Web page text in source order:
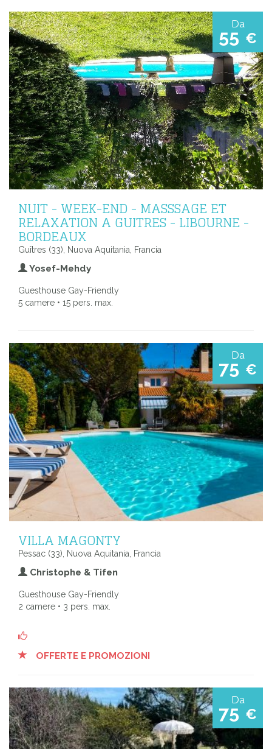
Da
55 €
NUIT - WEEK-END - MASSSAGE ET
RELAXATION A GUITRES - LIBOURNE -
BORDEAUX
Guîtres (33), Nuova Aquitania, Francia
Yosef-Mehdy
Guesthouse Gay-Friendly
5 camere • 15 pers. max.
Da
75 €
VILLA MAGONTY
Pessac (33), Nuova Aquitania, Francia
Christophe & Tifen
Guesthouse Gay-Friendly
2 camere • 3 pers. max.
OFFERTE E PROMOZIONI
Da
75 €